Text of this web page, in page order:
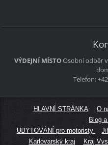
VÝDEJNÍ MÍSTOOsobní odběr
Telefon:
HLAVNÍ STRÁNKA O
Blog
UBYTOVÁNÍ pro motoristy
Karlovarský kraj
Kraj